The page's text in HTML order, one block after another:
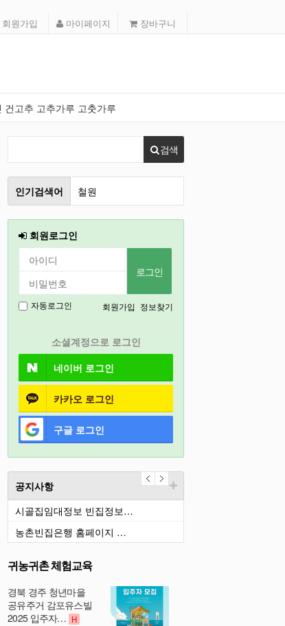
원가입 마이페이지 장바구니
건고추 고추가루 고춧가루
검색
인기검색어
철원
2027
2026
인천
충북
회원로그인
자동로그인 회원가입 정보찾기
소셜계정으로 로그인
네이버 로그인
카카오 로그인
구글 로그인
공지사항
시골집임대정보 빈집정보…
농촌빈집은행 홈페이지 …
귀농귀촌 체험교육
경북 경주 청년마을
공유주거 감포유스빌
2025 입주자… H